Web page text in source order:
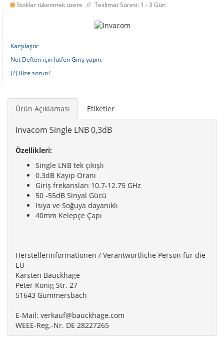
Stoklar tükenmek üzere Teslimat Süresi: 1 - 3 Gün
Karşılaştır
Not Defteri için lütfen Giriş yapın.
[?] Bize sorun?
Ürün Açıklaması Etiketler
Invacom Single LNB 0,3dB
Özellikleri:
Single LNB tek çıkışlı
0.3dB Kayıp Oranı
Giriş frekansları 10.7-12.75 GHz
50 -55dB Sinyal Gücü
Isıya ve Soğuya dayanıklı
40mm Kelepçe Çapı
Herstellerinformationen / Verantwortliche Person für die
EU
Karsten Bauckhage
Peter König Str. 27
51643 Gummersbach
E-Mail: verkauf@bauckhage.com
WEEE-Reg.-Nr. DE 28227265